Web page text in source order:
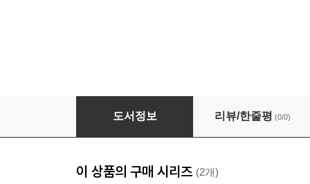
Ecole de MOCA Master Chef 1
도서정보 리뷰/한줄평 (0/0)
이 상품의 구매 시리즈 (2개)